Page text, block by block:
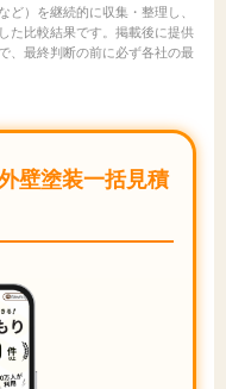
）を継続的に収集・整理し、
た比較結果です。掲載後に提供
、最終判断の前に必ず各社の最
壁塗装一括見積